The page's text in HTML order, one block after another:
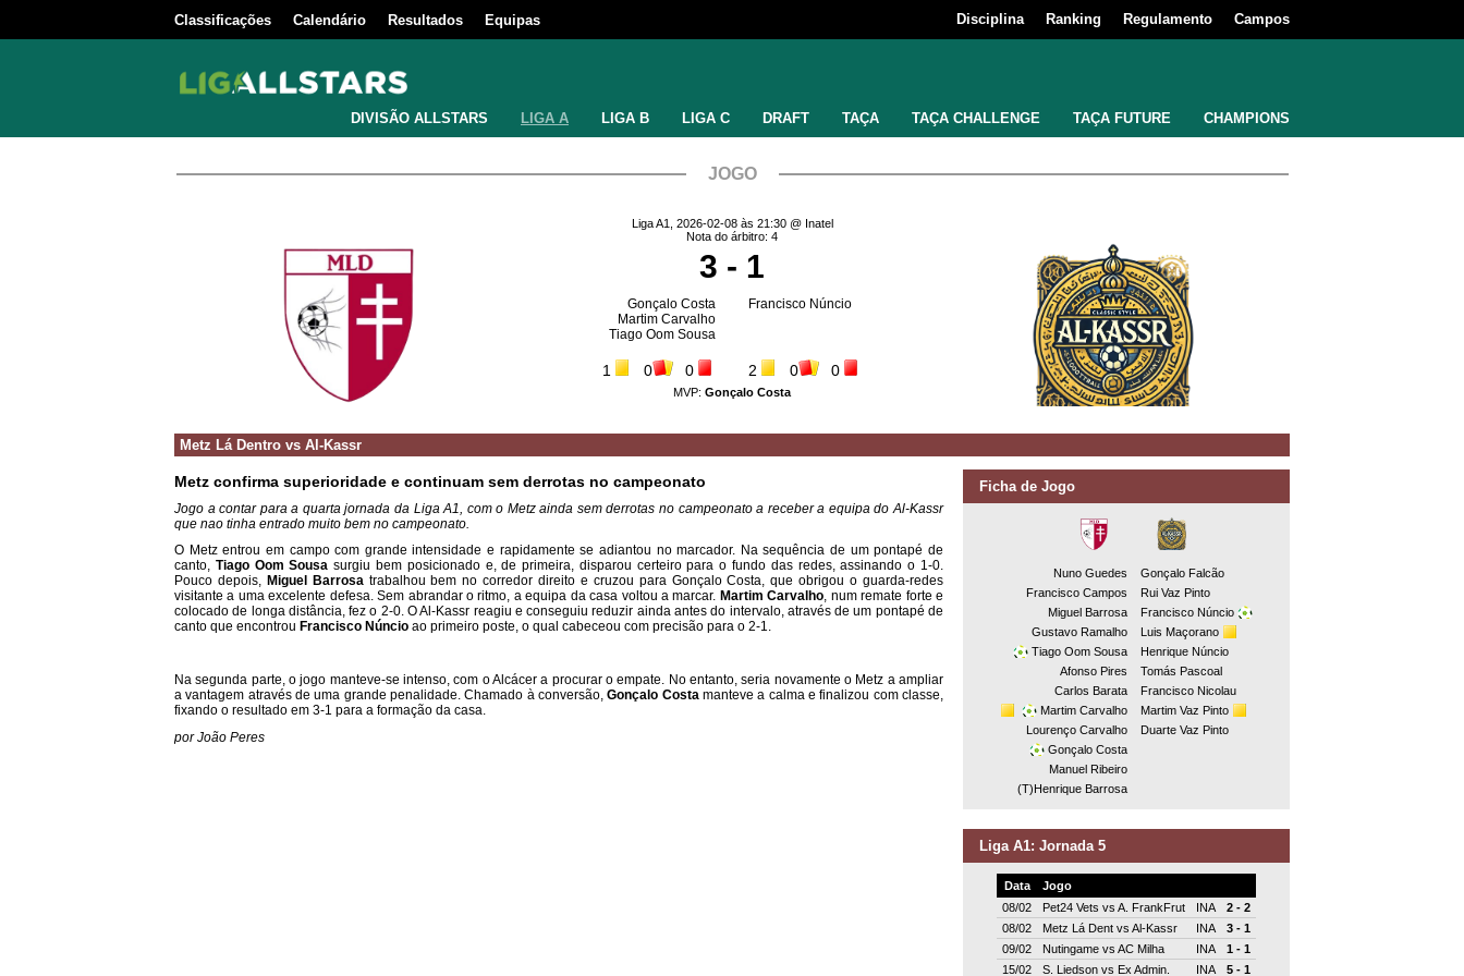
Classificações Calendário Resultados Equipas Disciplina Ranking Regulamento Campos
DIVISÃO ALLSTARS LIGA A LIGA B LIGA C DRAFT TAÇA TAÇA CHALLENGE TAÇA FUTURE CHAMPIONS
JOGO
Liga A1, 2026-02-08 às 21:30 @ Inatel
Nota do árbitro: 4
3 - 1
Gonçalo Costa
Martim Carvalho
Tiago Oom Sousa
Francisco Núncio
1 0 0 2 0 0
MVP: Gonçalo Costa
Metz Lá Dentro vs Al-Kassr
Metz confirma superioridade e continuam sem derrotas no campeonato
Jogo a contar para a quarta jornada da Liga A1, com o Metz ainda sem derrotas no campeonato a receber a equipa do Al-Kassr
que nao tinha entrado muito bem no campeonato.
O Metz entrou em campo com grande intensidade e rapidamente se adiantou no marcador. Na sequência de um pontapé de
canto, Tiago Oom Sousa surgiu bem posicionado e, de primeira, disparou certeiro para o fundo das redes, assinando o 1-0.
Pouco depois, Miguel Barrosatrabalhou bem no corredor direito e cruzou para Gonçalo Costa, que obrigou o guarda-redes
visitante a uma excelente defesa. Sem abrandar o ritmo, a equipa da casa voltou a marcar. Martim Carvalho, num remate forte e
colocado de longa distância, fez o 2-0. O Al-Kassr reagiu e conseguiu reduzir ainda antes do intervalo, através de um pontapé de
canto que encontrou Francisco Núncio ao primeiro poste, o qual cabeceou com precisão para o 2-1.
Na segunda parte, o jogo manteve-se intenso, com o Alcácer a procurar o empate. No entanto, seria novamente o Metz a ampliar
a vantagem através de uma grande penalidade. Chamado à conversão,Gonçalo Costamanteve a calma e finalizou com classe,
fixando o resultado em 3-1 para a formação da casa.
por João Peres
Ficha de Jogo
Nuno Guedes
Gonçalo Falcão
Francisco Campos
Rui Vaz Pinto
Miguel Barrosa
Francisco Núncio
Gustavo Ramalho
Luis Maçorano
Tiago Oom Sousa
Henrique Núncio
Afonso Pires
Tomás Pascoal
Carlos Barata
Francisco Nicolau
Martim Carvalho
Martim Vaz Pinto
Lourenço Carvalho
Duarte Vaz Pinto
Gonçalo Costa
Manuel Ribeiro
(T)Henrique Barrosa
Liga A1: Jornada 5
Data
Jogo
08/02
Pet24 Vets vs A. FrankFrut INA
2 - 2
08/02
Metz Lá Dent vs Al-Kassr INA
3 - 1
09/02
Nutingame vs AC Milha INA
1 - 1
15/02
S. Liedson vs Ex Admin. INA 5 - 1